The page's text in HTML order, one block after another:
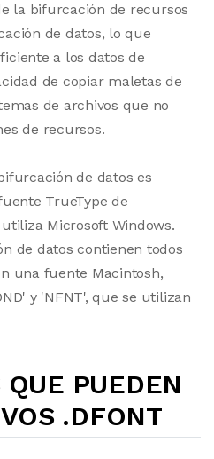
la bifurcación de recursos
de datos, lo que
a los datos de
de copiar maletas de
de archivos que no
de recursos.
de datos es
TrueType de
Microsoft Windows.
de datos contienen todos
una fuente Macintosh,
y 'NFNT', que se utilizan
PUEDEN
.DFONT